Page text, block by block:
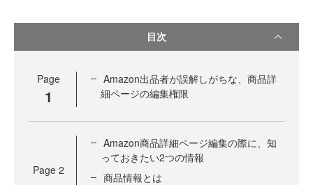
目次
Page
1
Amazon出品者が誤解しがちな、商品詳
細ページの編集権限
Page 2
Amazon商品詳細ページ編集の際に、知
っておきたい2つの情報
商品情報とは